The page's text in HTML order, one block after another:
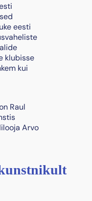
eesti
klubisse
kui
Raul
Arvo